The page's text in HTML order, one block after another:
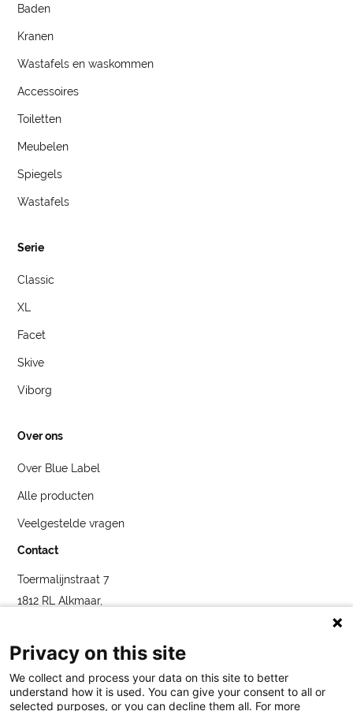
Baden
Kranen
Wastafels en waskommen
Accessoires
Toiletten
Meubelen
Spiegels
Wastafels
Serie
Classic
XL
Facet
Skive
Viborg
Over ons
Over Blue Label
Alle producten
Veelgestelde vragen
Contact
Toermalijnstraat 7
1812 RL Alkmaar,
service@bybluelabel.com
Privacy on this site
We collect and process your data on this site to better
understand how it is used. You can give your consent to all or
selected purposes, or you can decline them all. For more